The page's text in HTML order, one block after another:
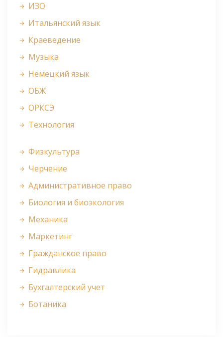
ИЗО
Итальянский язык
Краеведение
Музыка
Немецкий язык
ОБЖ
ОРКСЭ
Технология
Физкультура
Черчение
Административное право
Биология и биоэкология
Механика
Маркетинг
Гражданское право
Гидравлика
Бухгалтерский учет
Ботаника